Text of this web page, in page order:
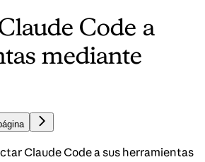
Code a
mediante
Claude Code a sus herramientas